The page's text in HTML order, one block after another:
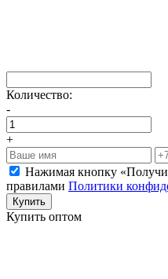
Количество:
-
+
Нажимая кнопку
правилами Политики
Купить
Купить оптом